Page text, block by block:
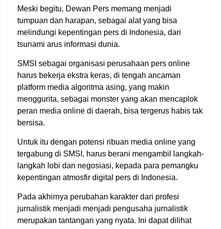
Meski begitu, Dewan Pers memang menjadi
tumpuan dan harapan, sebagai alat yang bisa
melindungi kepentingan pers di Indonesia, dari
tsunami arus informasi dunia.
SMSI sebagai organisasi perusahaan pers online
harus bekerja ekstra keras, di tengah ancaman
platform media algoritma asing, yang makin
menggurita, sebagai monster yang akan mencaplok
peran media online di daerah, bisa tergerus habis tak
bersisa.
Untuk itu dengan potensi ribuan media online yang
tergabung di SMSI, harus berani mengambil langkah-
langkah lobi dan negosiasi, kepada para pemangku
kepentingan atmosfir digital pers di Indonesia.
Pada akhirnya perubahan karakter dari profesi
jurnalistik menjadi menjadi pengusaha jurnalistik
merupakan tantangan yang nyata. Ini dapat dilihat